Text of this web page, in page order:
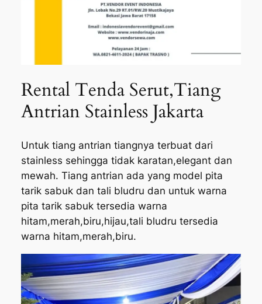
Rental Tenda Serut,Tiang
Antrian Stainless Jakarta
Untuk tiang antrian tiangnya terbuat dari
stainless sehingga tidak karatan,elegant dan
mewah. Tiang antrian ada yang model pita
tarik sabuk dan tali bludru dan untuk warna
pita tarik sabuk tersedia warna
hitam,merah,biru,hijau,tali bludru tersedia
warna hitam,merah,biru.